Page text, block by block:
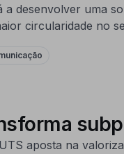
a desenvolver uma
circularidade no
aposta na